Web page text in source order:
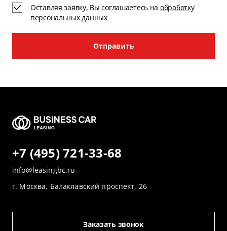
Отправить
Оставляя заявку, Вы соглашаетесь на обработку
персональных данных
+7 (495) 721-33-68
info@leasingbc.ru
г. Москва, Балаклавский проспект, 26
Заказать звонок